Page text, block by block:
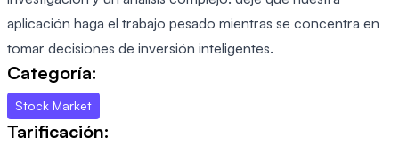
aplicación haga el trabajo pesado mientras se concentra en
tomar decisiones de inversión inteligentes.
Categoría:
Stock Market
Tarificación: